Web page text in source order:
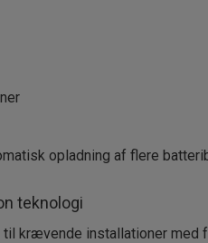
opladning af flere
teknologi
krævende installationer med